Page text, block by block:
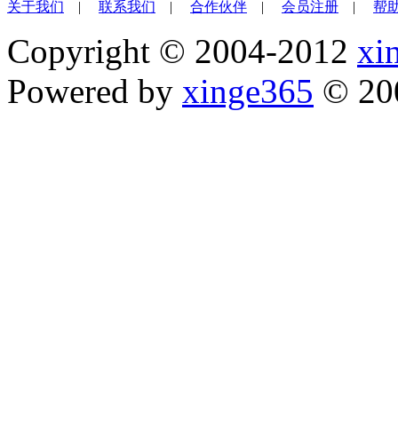
关于我们 | 联系我们 | 合作伙伴 | 会员注册 | 帮
Copyright © 2004-2012
Powered by xinge365 ©